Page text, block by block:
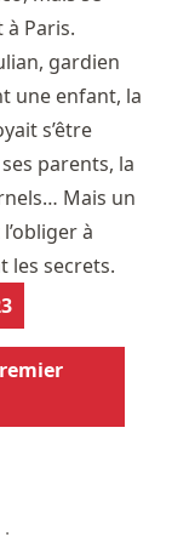
Paris.
gardien
une enfant, la
s’être
parents, la
Mais un
à
les secrets.